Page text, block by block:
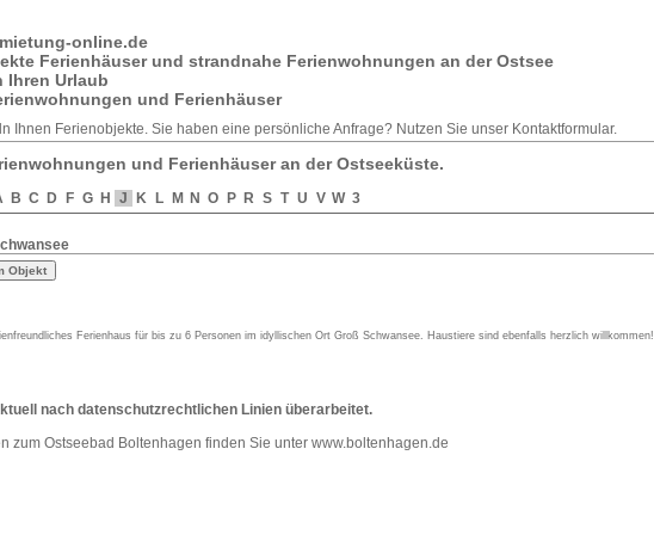
online.de
Ferienhäuser und strandnahe Ferienwohnungen an der Ostsee
Ihren Urlaub
und Ferienhäuser
Ihnen Ferienobjekte. Sie haben eine persönliche Anfrage? Nutzen Sie unser Kontaktformular.
und Ferienhäuser an der Ostseeküste.
B C D F G H J K L M N O P R S T U V W 3
Ferienhaus für bis zu 6 Personen im idyllischen Ort Groß Schwansee. Haustiere sind ebenfalls herzlich willkommen!
nach datenschutzrechtlichen Linien überarbeitet.
zum Ostseebad Boltenhagen finden Sie unter www.boltenhagen.de